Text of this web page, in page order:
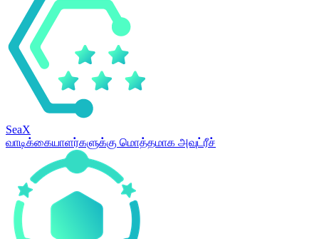
SeaX
வாடிக்கையாளர்களுக்கு மொத்தமாக அவுட்ரீச்